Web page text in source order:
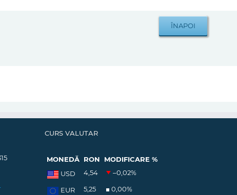
CURS VALUTAR
MONEDĂ RON
MODIFICARE %
USD
4,54 –0,02%
EUR 5,25 0,00%